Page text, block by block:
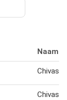
Naam
Chivas
Chivas